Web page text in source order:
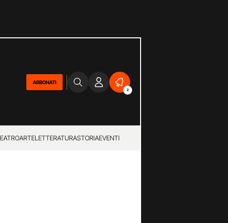
ABBONATI
2
ARTELETTERATURASTORIAEVENTI